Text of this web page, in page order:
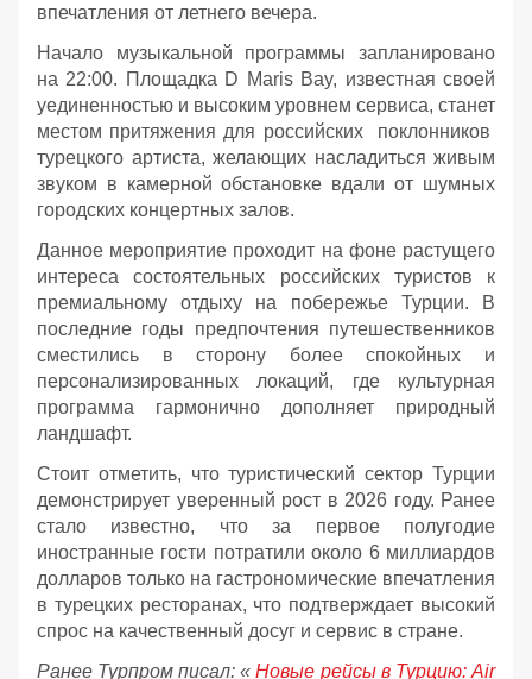
впечатления от летнего вечера.
Начало музыкальной программы запланировано
на 22:00. Площадка D Maris Bay, известная своей
уединенностью и высоким уровнем сервиса, станет
местом притяжения для российских поклонников
турецкого артиста, желающих насладиться живым
звуком в камерной обстановке вдали от шумных
городских концертных залов.
Данное мероприятие проходит на фоне растущего
интереса состоятельных российских туристов к
премиальному отдыху на побережье Турции. В
последние годы предпочтения путешественников
сместились в сторону более спокойных и
персонализированных локаций, где культурная
программа гармонично дополняет природный
ландшафт.
Стоит отметить, что туристический сектор Турции
демонстрирует уверенный рост в 2026 году. Ранее
стало известно, что за первое полугодие
иностранные гости потратили около 6 миллиардов
долларов только на гастрономические впечатления
в турецких ресторанах, что подтверждает высокий
спрос на качественный досуг и сервис в стране.
Ранее Турпром писал: « Новые рейсы в Турцию: Air